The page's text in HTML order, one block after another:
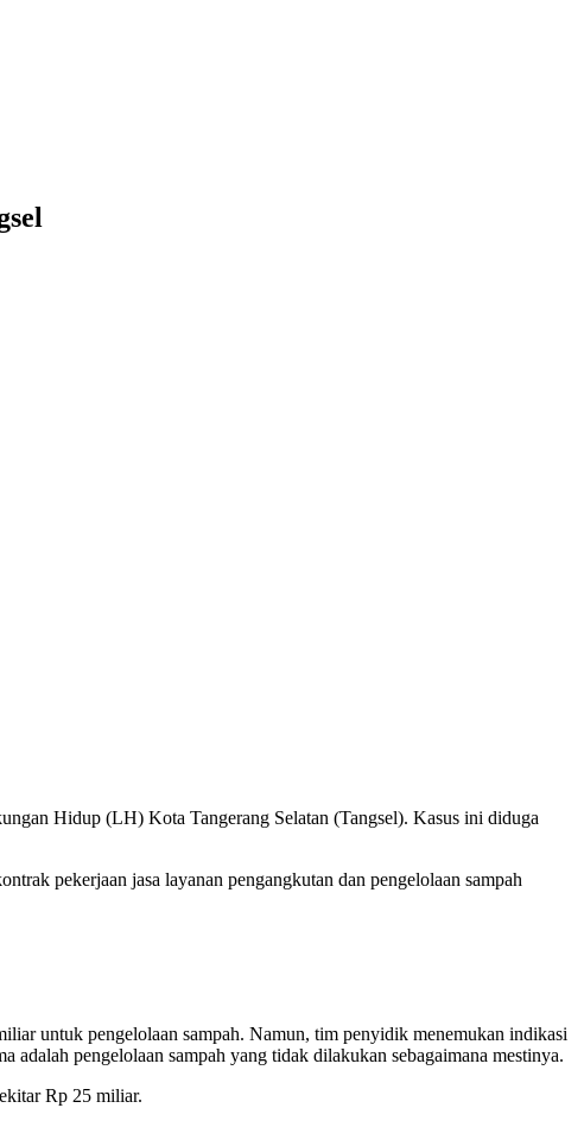
Hidup (LH) Kota Tangerang Selatan (Tangsel). Kasus ini diduga
pekerjaan jasa layanan pengangkutan dan pengelolaan sampah
untuk pengelolaan sampah. Namun, tim penyidik menemukan indikasi
adalah pengelolaan sampah yang tidak dilakukan sebagaimana mestinya.
Rp 25 miliar.